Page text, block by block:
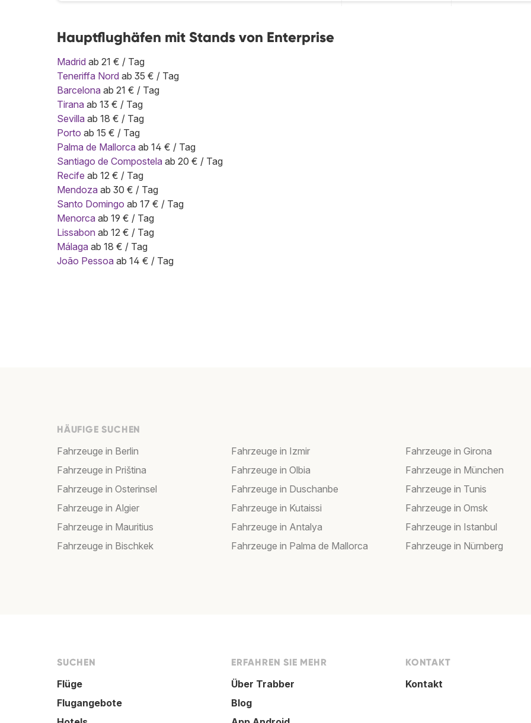
Hauptflughäfen mit Stands von Enterprise
Madrid ab 21 € / Tag
Teneriffa Nord ab 35 € / Tag
Barcelona ab 21 € / Tag
Tirana ab 13 € / Tag
Sevilla ab 18 € / Tag
Porto ab 15 € / Tag
Palma de Mallorca ab 14 € / Tag
Santiago de Compostela ab 20 € / Tag
Recife ab 12 € / Tag
Mendoza ab 30 € / Tag
Santo Domingo ab 17 € / Tag
Menorca ab 19 € / Tag
Lissabon ab 12 € / Tag
Málaga ab 18 € / Tag
João Pessoa ab 14 € / Tag
HÄUFIGE SUCHEN
Fahrzeuge in Berlin
Fahrzeuge in Priština
Fahrzeuge in Osterinsel
Fahrzeuge in Algier
Fahrzeuge in Mauritius
Fahrzeuge in Bischkek
Fahrzeuge in Izmir
Fahrzeuge in Olbia
Fahrzeuge in Duschanbe
Fahrzeuge in Kutaissi
Fahrzeuge in Antalya
Fahrzeuge in Palma de Mallorca
Fahrzeuge in Girona
Fahrzeuge in München
Fahrzeuge in Tunis
Fahrzeuge in Omsk
Fahrzeuge in Istanbul
Fahrzeuge in Nürnberg
SUCHEN
Flüge
Flugangebote
ERFAHREN SIE MEHR
Über Trabber
Blog
KONTAKT
Kontakt